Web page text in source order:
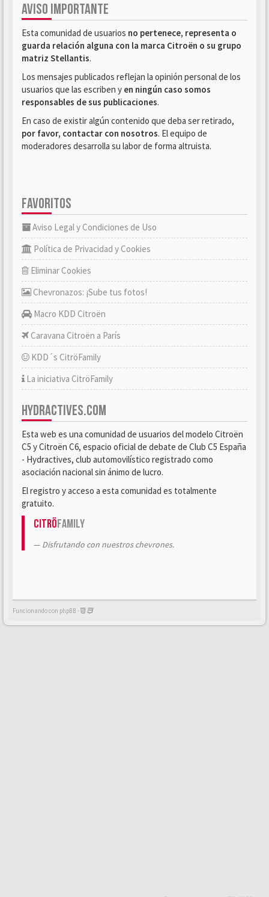
AVISO IMPORTANTE
Esta comunidad de usuarios no pertenece, representa o
guarda relación alguna con la marca Citroën o su grupo
matriz Stellantis.
Los mensajes publicados reflejan la opinión personal de los
usuarios que las escriben y en ningún caso somos
responsables de sus publicaciones.
En caso de existir algún contenido que deba ser retirado,
por favor, contactar con nosotros. El equipo de
moderadores desarrolla su labor de forma altruista.
FAVORITOS
Aviso Legal y Condiciones de Uso
Política de Privacidad y Cookies
Eliminar Cookies
Chevronazos: ¡Sube tus fotos!
Macro KDD Citroën
Caravana Citroën a París
KDD´s CitröFamily
La iniciativa CitröFamily
HYDRACTIVES.COM
Esta web es una comunidad de usuarios del modelo Citroën
C5 y Citroën C6, espacio oficial de debate de Club C5 España
- Hydractives, club automovilístico registrado como
asociación nacional sin ánimo de lucro.
El registro y acceso a esta comunidad es totalmente
gratuito.
CitröFamily
Disfrutando con nuestros chevrones.
Funcionando con phpBB -